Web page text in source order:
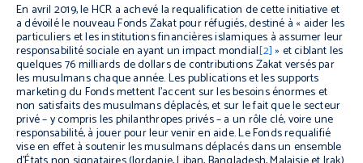
En avril 2019, le HCR a achevé la requalification de cette initiative et
a dévoilé le nouveau Fonds Zakat pour réfugiés, destiné à « aider les
particuliers et les institutions financières islamiques à assumer leur
responsabilité sociale en ayant un impact mondial[2]» et ciblant les
quelques 76 milliards de dollars de contributions Zakat versés par
les musulmans chaque année. Les publications et les supports
marketing du Fonds mettent l’accent sur les besoins énormes et
non satisfaits des musulmans déplacés, et sur le fait que le secteur
privé – y compris les philanthropes privés – a un rôle clé, voire une
responsabilité, à jouer pour leur venir en aide. Le Fonds requalifié
vise en effet à soutenir les musulmans déplacés dans un ensemble